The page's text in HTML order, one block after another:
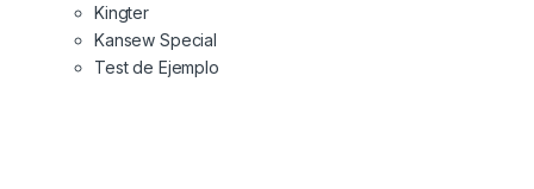
Kingter
Kansew Special
Test de Ejemplo